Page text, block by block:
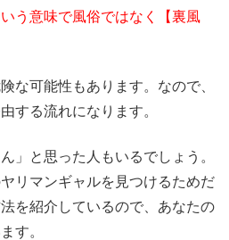
う意味で風俗ではなく【裏風
な可能性もあります。なので、
する流れになります。
」と思った人もいるでしょう。
リマンギャルを見つけるためだ
を紹介しているので、あなたの
す。